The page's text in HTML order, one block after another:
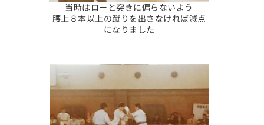
当時はローと突きに偏らないよう
腰上８本以上の蹴りを出さなければ減点
になりました